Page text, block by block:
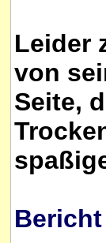
Leider
von
Seite,